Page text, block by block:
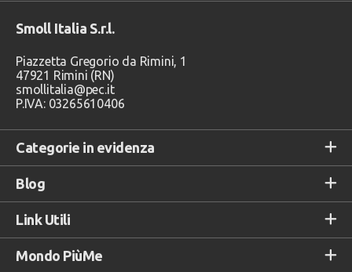
Categorie in evidenza
Blog
Link Utili
Mondo PiùMe
Smoll Italia S.r.l.
Piazzetta Gregorio da Rimini, 1
47921 Rimini (RN)
smollitalia@pec.it
P.IVA: 03265610406